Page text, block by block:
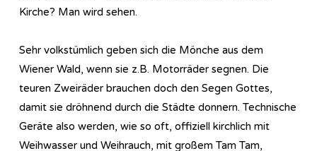
Kirche? Man wird sehen.
Sehr volkstümlich geben sich die Mönche aus dem
Wiener Wald, wenn sie z.B. Motorräder segnen. Die
teuren Zweiräder brauchen doch den Segen Gottes,
damit sie dröhnend durch die Städte donnern. Technische
Geräte also werden, wie so oft, offiziell kirchlich mit
Weihwasser und Weihrauch, mit großem Tam Tam,